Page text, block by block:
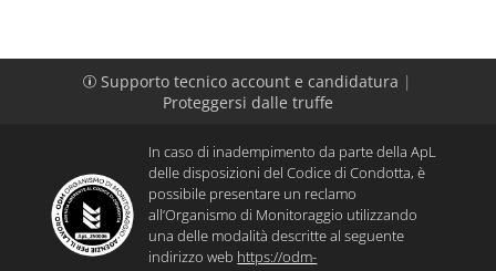
p Supporto tecnico account e candidatura |
Proteggersi dalle truffe
In caso di inadempimento da parte della ApL
delle disposizioni del Codice di Condotta, è
possibile presentare un reclamo
all’Organismo di Monitoraggio utilizzando
una delle modalità descritte al seguente
indirizzo web https://odm-